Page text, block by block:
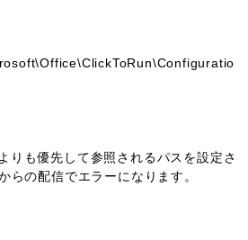
りも優先して参照されるパスを設定さ
の配信でエラーになります。